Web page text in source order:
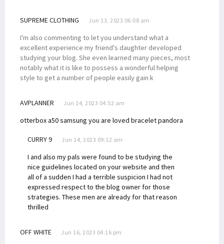
SUPREME CLOTHING Jun 13, 2023 06:08 am
I'm also commenting to let you understand what a
excellent experience my friend's daughter developed
studying your blog. She even learned many pieces, most
notably what it is like to possess a wonderful helping
style to get a number of people easily gain k
AVPLANNER Jun 14, 2023 04:52 am
otterbox a50 samsung you are loved bracelet pandora
CURRY 9 Jun 14, 2023 09:12 am
I and also my pals were found to be studying the
nice guidelines located on your website and then
all of a sudden I had a terrible suspicion I had not
expressed respect to the blog owner for those
strategies. These men are already for that reason
thrilled
OFF WHITE Jun 16, 2023 04:16 pm